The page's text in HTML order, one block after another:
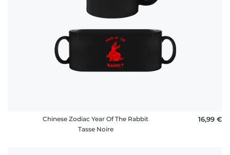
Chinese Zodiac Year Of The Rabbit
Tasse Noire
16,99 €